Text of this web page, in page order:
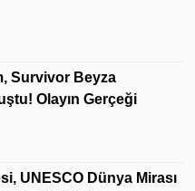
Survivor Beyza
Olayın Gerçeği
UNESCO Dünya Mirası